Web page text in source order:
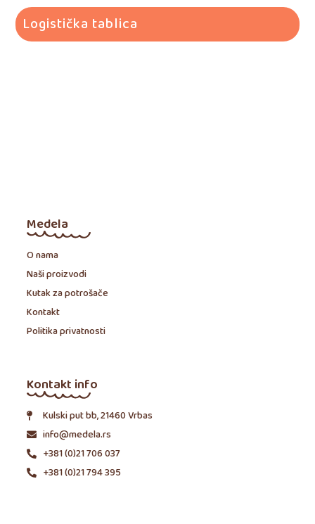
Logistička tablica
Medela
O nama
Naši proizvodi
Kutak za potrošače
Kontakt
Politika privatnosti
Kontakt info
Kulski put bb, 21460 Vrbas
info@medela.rs
+381 (0)21 706 037
+381 (0)21 794 395